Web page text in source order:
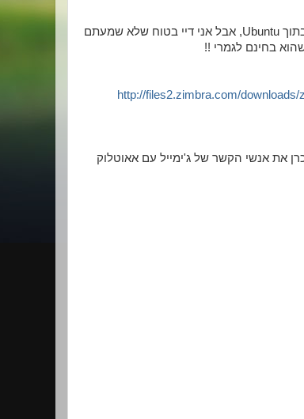
יצא לכם פעם לחפש תחליף לאאוטלוק? בטח נתקלתם ב Tunderbird או משהו מובנה בתוך Ubuntu, אבל אני דיי בטוח שלא שמעתם
http://files2.zimbra.com/
את אנשי הקשר של ג'ימייל עם אאוטלוק